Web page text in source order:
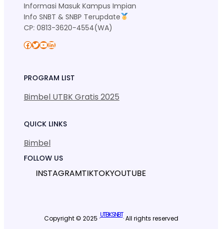
Informasi Masuk Kampus Impian
Info SNBT & SNBP Terupdate
CP: 0813-3620-4554(WA)
Facebook Twitter YouTube LinkedIn
PROGRAM LIST
Bimbel UTBK Gratis 2025
QUICK LINKS
Bimbel
FOLLOW US
INSTAGRAMTIKTOKYOUTUBE
Copyright © 2025 ·UTBK SNBT· All rights reserved